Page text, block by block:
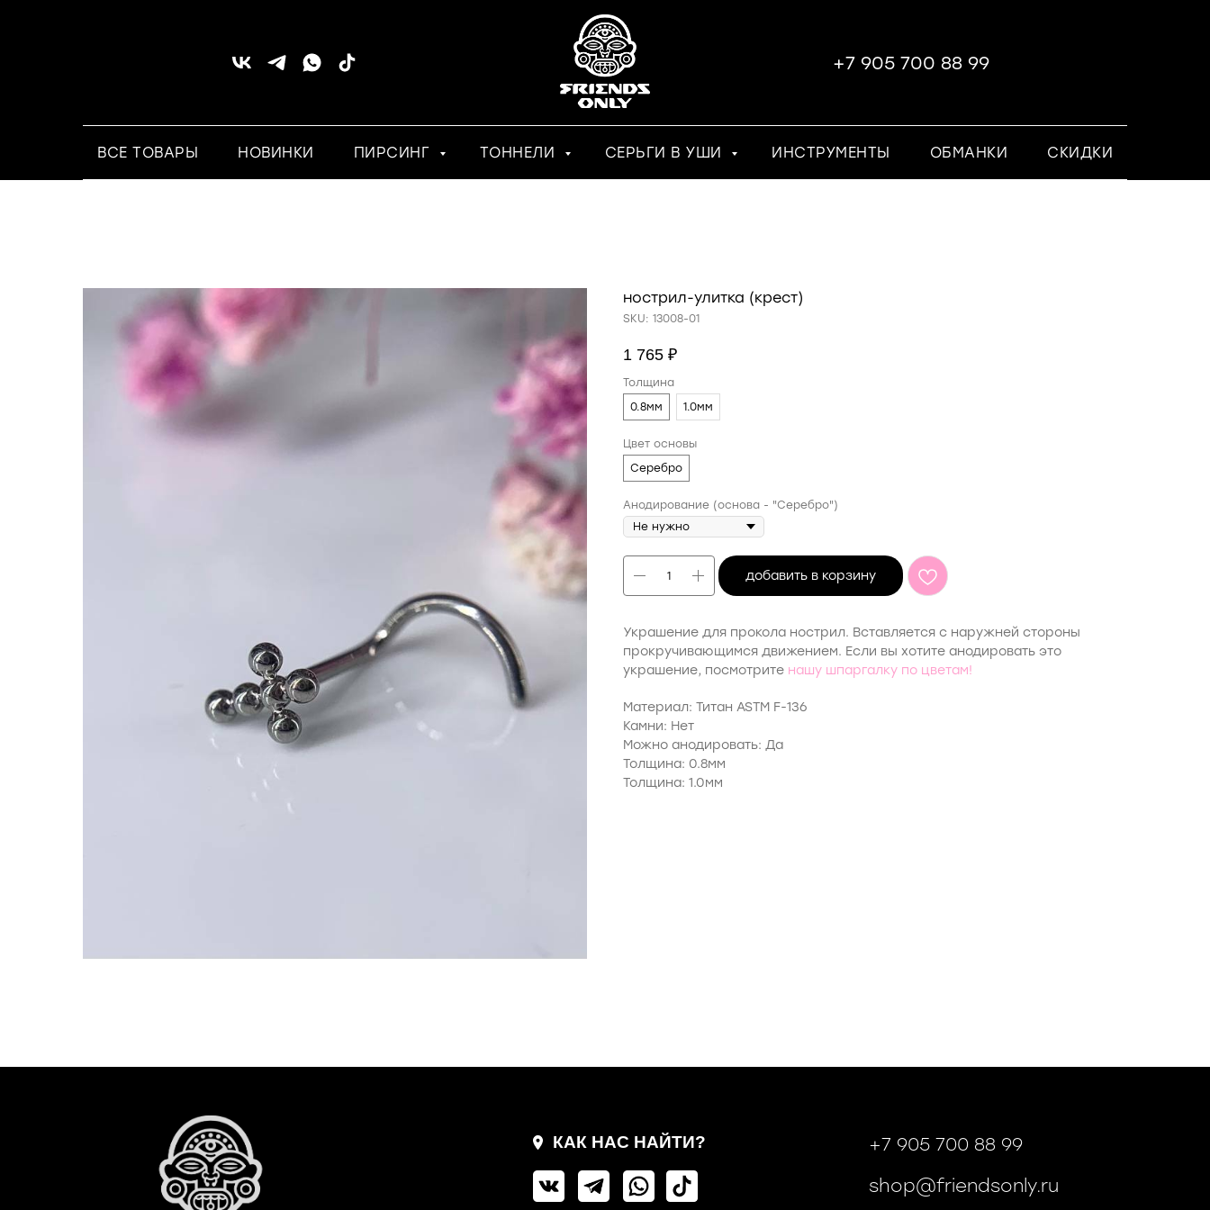
+7 905 700 88 99
ВСЕ ТОВАРЫ НОВИНКИ ПИРСИНГ ТОННЕЛИ СЕРЬГИ В УШИ ИНСТРУМЕНТЫ ОБМАНКИ СКИДКИ
нострил-улитка (крест)
SKU: 13008-01
1 765 ₽
Толщина
0.8мм
1.0мм
Цвет основы
Серебро
Анодирование (основа - "Серебро")
добавить в корзину
Украшение для прокола нострил. Вставляется с наружней стороны
прокручивающимся движением. Если вы хотите анодировать это
украшение, посмотрите нашу шпаргалку по цветам!
Материал: Титан ASTM F-136
Камни: Нет
Можно анодировать: Да
Толщина: 0.8мм
Толщина: 1.0мм
КАК НАС НАЙТИ?
shop@friendsonly.ru
+7 905 700 88 99